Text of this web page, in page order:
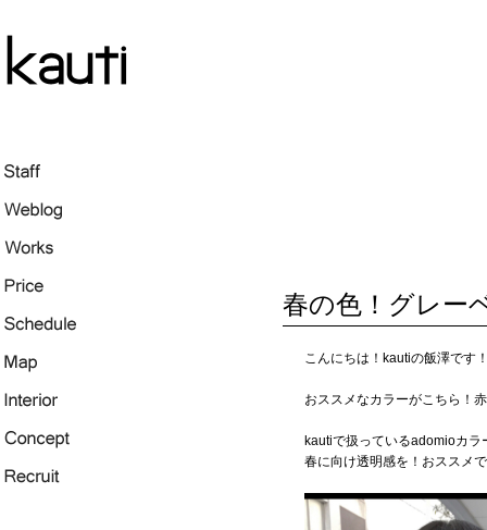
春の色！グレー
こんにちは！kautiの飯澤です
おススメなカラーがこちら！
kautiで扱っているadomioカ
春に向け透明感を！おススメ